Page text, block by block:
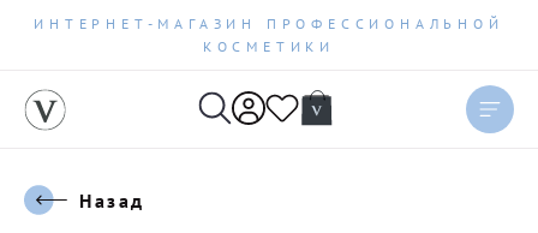
ИНТЕРНЕТ-МАГАЗИН ПРОФЕССИОНАЛЬНОЙ
КОСМЕТИКИ
Назад